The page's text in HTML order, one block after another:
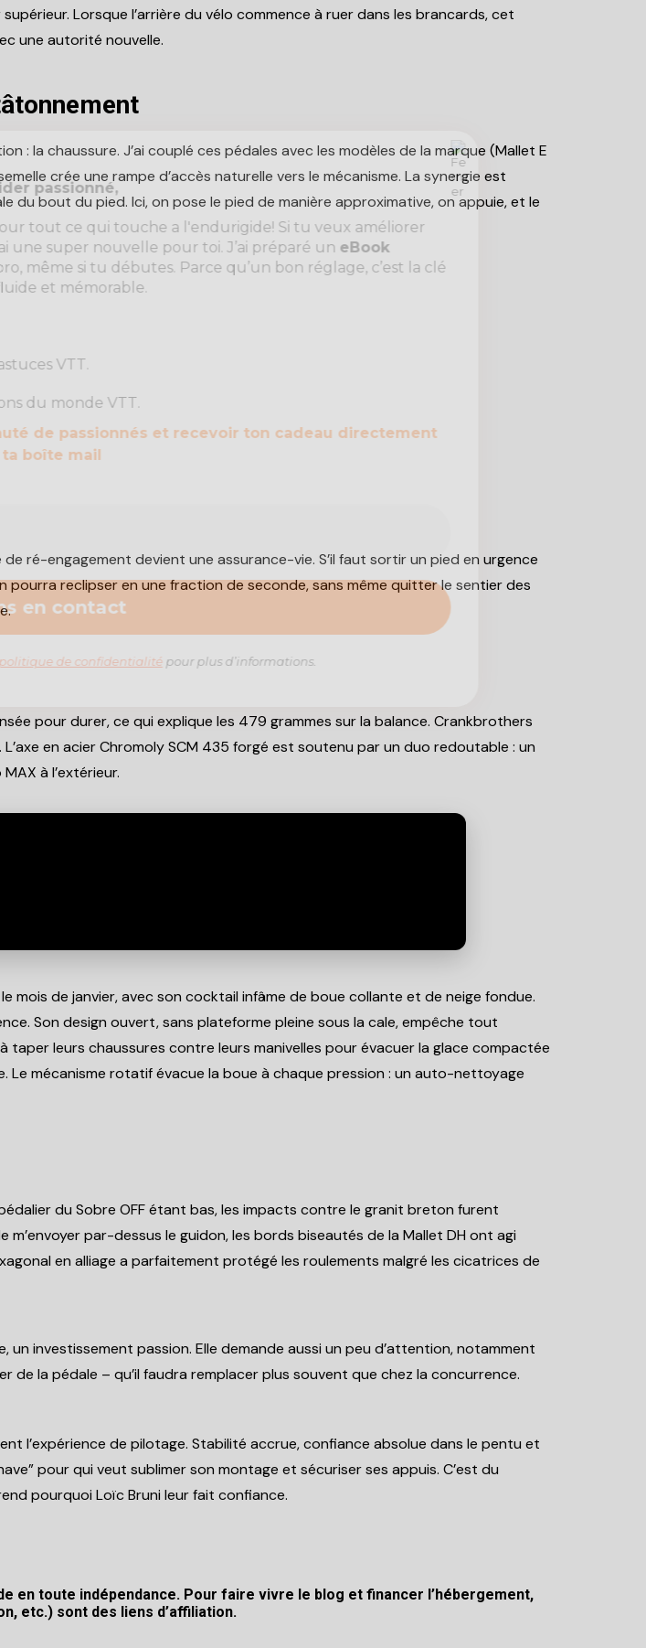
Lorsque l’arrière du vélo commence à ruer dans les brancards, cet
une autorité nouvelle.
: la chaussure. J’ai couplé ces pédales avec les modèles de la marque (Mallet E
crée une rampe d’accès naturelle vers le mécanisme. La synergie est
du bout du pied. Ici, on pose le pied de manière approximative, on appuie, et le
ré-engagement devient une assurance-vie. S’il faut sortir un pied en urgence
reclipser en une fraction de seconde, sans même quitter le sentier des
pour durer, ce qui explique les 479 grammes sur la balance. Crankbrothers
en acier Chromoly SCM 435 forgé est soutenu par un duo redoutable : un
à l’extérieur.
mois de janvier, avec son cocktail infâme de boue collante et de neige fondue.
Son design ouvert, sans plateforme pleine sous la cale, empêche tout
leurs chaussures contre leurs manivelles pour évacuer la glace compactée
Le mécanisme rotatif évacue la boue à chaque pression : un auto-nettoyage
du Sobre OFF étant bas, les impacts contre le granit breton furent
par-dessus le guidon, les bords biseautés de la Mallet DH ont agi
en alliage a parfaitement protégé les roulements malgré les cicatrices de
un investissement passion. Elle demande aussi un peu d’attention, notamment
de la pédale – qu’il faudra remplacer plus souvent que chez la concurrence.
l’expérience de pilotage. Stabilité accrue, confiance absolue dans le pentu et
pour qui veut sublimer son montage et sécuriser ses appuis. C’est du
pourquoi Loïc Bruni leur fait confiance.
en toute indépendance. Pour faire vivre le blog et financer l’hébergement,
etc.) sont des liens d’affiliation.
passionné,
tout ce qui touche a l'endurigide! Si tu veux améliorer
une super nouvelle pour toi. J’ai préparé un eBook
même si tu débutes. Parce qu’un bon réglage, c’est la clé
et mémorable.
VTT.
du monde VTT.
de passionnés et recevoir ton cadeau directement
ta boîte mail
politique de confidentialité pour plus d’informations.